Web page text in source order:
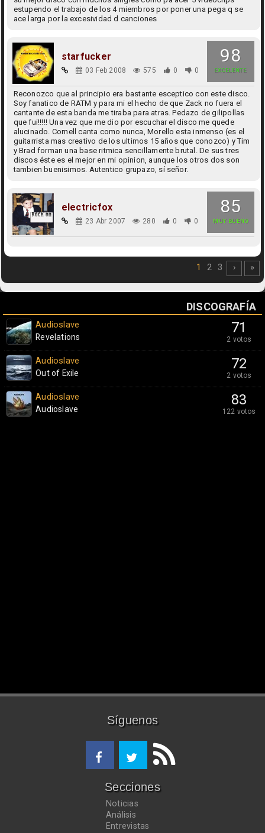
estupendo el trabajo de los 4 miembros por poner una pega q se
ace larga por la excesividad d canciones
98
EXCELENTE
starfucker
03 Feb 2008 575 0 0
Reconozco que al principio era bastante esceptico con este disco.
Soy fanatico de RATM y para mi el hecho de que Zack no fuera el
cantante de esta banda me tiraba para atras. Pedazo de gilipollas
que fui!!!!! Una vez que me dio por escuchar el disco me quede
alucinado. Cornell canta como nunca, Morello esta inmenso (es el
guitarrista mas creativo de los ultimos 15 años que conozco) y Tim
y Brad forman una base ritmica sencillamente brutal. De sus tres
discos éste es el mejor en mi opinion, aunque los otros dos son
tambien buenisimos. Autentico grupazo, sí señor.
85
MUY BUENO
electricfox
23 Abr 2007 280 0 0
1 2 3 › »
DISCOGRAFÍA
71
2 votos
Audioslave
Revelations
72
2 votos
Audioslave
Out of Exile
83
122 votos
Audioslave
Audioslave
Síguenos
Secciones
Noticias
Análisis
Entrevistas